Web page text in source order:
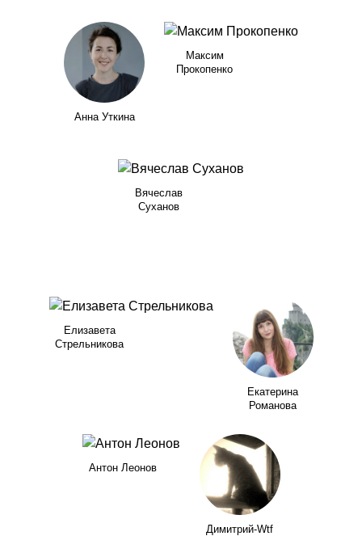
Анна Уткина
Максим
Прокопенко
Вячеслав
Суханов
Елизавета
Стрельникова
Екатерина
Романова
Антон Леонов
Димитрий-Wtf